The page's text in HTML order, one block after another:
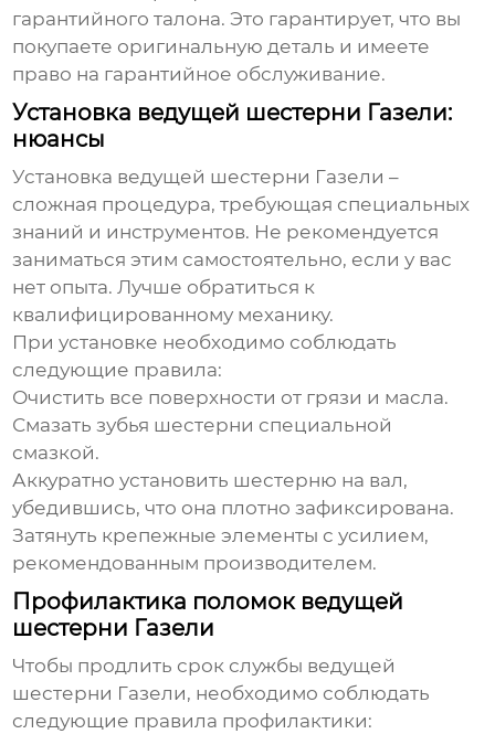
гарантийного талона. Это гарантирует, что вы
покупаете оригинальную деталь и имеете
право на гарантийное обслуживание.
Установка ведущей шестерни Газели:
нюансы
Установка ведущей шестерни Газели –
сложная процедура, требующая специальных
знаний и инструментов. Не рекомендуется
заниматься этим самостоятельно, если у вас
нет опыта. Лучше обратиться к
квалифицированному механику.
При установке необходимо соблюдать
следующие правила:
Очистить все поверхности от грязи и масла.
Смазать зубья шестерни специальной
смазкой.
Аккуратно установить шестерню на вал,
убедившись, что она плотно зафиксирована.
Затянуть крепежные элементы с усилием,
рекомендованным производителем.
Профилактика поломок ведущей
шестерни Газели
Чтобы продлить срок службы ведущей
шестерни Газели, необходимо соблюдать
следующие правила профилактики: